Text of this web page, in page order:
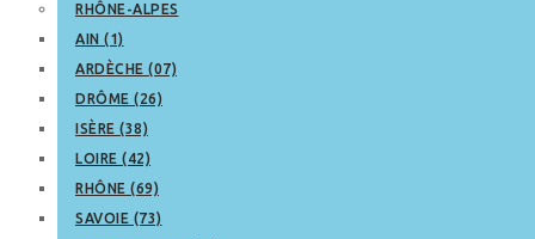
RHÔNE-ALPES
AIN (1)
ARDÈCHE (07)
DRÔME (26)
ISÈRE (38)
LOIRE (42)
RHÔNE (69)
SAVOIE (73)